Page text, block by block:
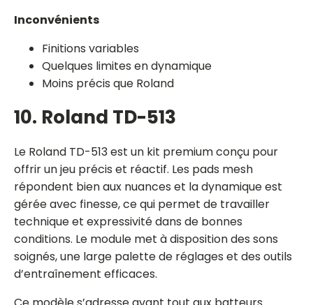
Inconvénients
Finitions variables
Quelques limites en dynamique
Moins précis que Roland
10. Roland TD-513
Le Roland TD-513 est un kit premium conçu pour
offrir un jeu précis et réactif. Les pads mesh
répondent bien aux nuances et la dynamique est
gérée avec finesse, ce qui permet de travailler
technique et expressivité dans de bonnes
conditions. Le module met à disposition des sons
soignés, une large palette de réglages et des outils
d’entraînement efficaces.